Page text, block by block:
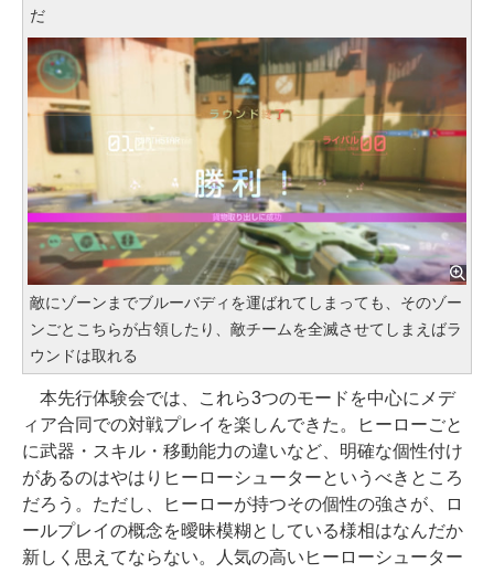
だ
敵にゾーンまでブルーバディを運ばれてしまっても、そのゾー
ンごとこちらが占領したり、敵チームを全滅させてしまえばラ
ウンドは取れる
本先行体験会では、これら3つのモードを中心にメデ
ィア合同での対戦プレイを楽しんできた。ヒーローごと
に武器・スキル・移動能力の違いなど、明確な個性付け
があるのはやはりヒーローシューターというべきところ
だろう。ただし、ヒーローが持つその個性の強さが、ロ
ールプレイの概念を曖昧模糊としている様相はなんだか
新しく思えてならない。人気の高いヒーローシューター